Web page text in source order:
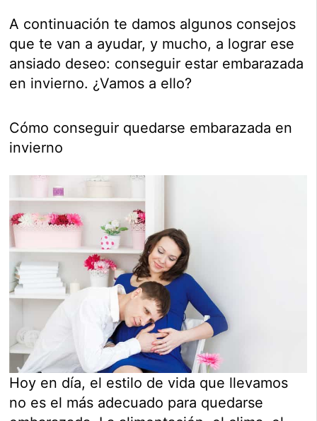
A continuación te damos algunos consejos
que te van a ayudar, y mucho, a lograr ese
ansiado deseo: conseguir estar embarazada
en invierno. ¿Vamos a ello?
Cómo conseguir quedarse embarazada en
invierno
Hoy en día, el estilo de vida que llevamos
no es el más adecuado para quedarse